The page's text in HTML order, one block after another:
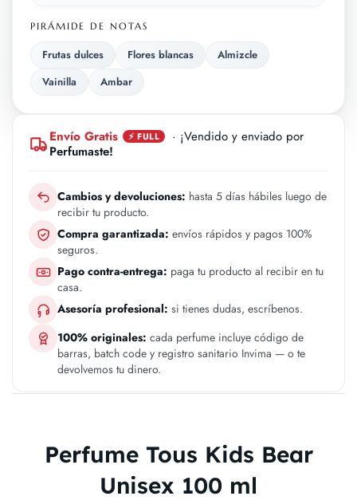
PIRÁMIDE DE NOTAS
Frutas dulces Flores blancas
Almizcle
Vainilla
Ambar
Envío Gratis ⚡ FULL
· ¡Vendido y enviado por
Perfumaste!
Cambios y devoluciones: hasta 5 días hábiles luego de
recibir tu producto.
Compra garantizada: envíos rápidos y pagos 100%
seguros.
Pago contra-entrega: paga tu producto al recibir en tu
casa.
Asesoría profesional: si tienes dudas, escríbenos.
100% originales: cada perfume incluye código de
barras, batch code y registro sanitario Invima — o te
devolvemos tu dinero.
Perfume Tous Kids Bear
Unisex 100 ml